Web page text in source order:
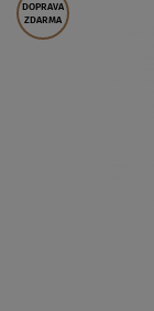
DOPRAVA
ZDARMA